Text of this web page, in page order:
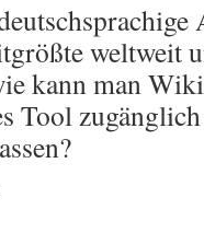
weltweit
kann man
Tool